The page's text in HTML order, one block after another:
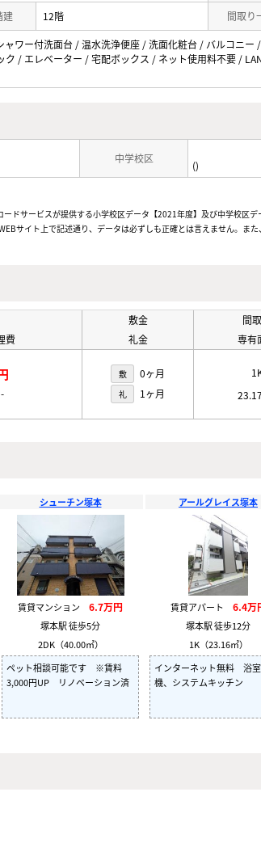
建 12階 間取り
ワー付洗面台 / 温水洗浄便座 / 洗面化粧台 / バルコニ
ク / エレベーター / 宅配ボックス / ネット使用料不要 /
中学校区
()
ドサービスが提供する小学校区データ【2021年度】及び中学校区
サイト上で記述通り、データは必ずしも正確とは言えません。ま
費
敷金
礼金
間
専有
-
敷 0ヶ月
礼 1ヶ月
シューチン塚本
賃貸マンション 6.7万円
塚本駅 徒歩5分
2DK（40.00㎡）
ペット相談可能です ※賃料
3,000円UP リノベーション済
アールグレイス塚本
賃貸アパート 6.4万
塚本駅 徒歩12分
1K（23.16㎡）
インターネット無料 浴
機、システムキッチン